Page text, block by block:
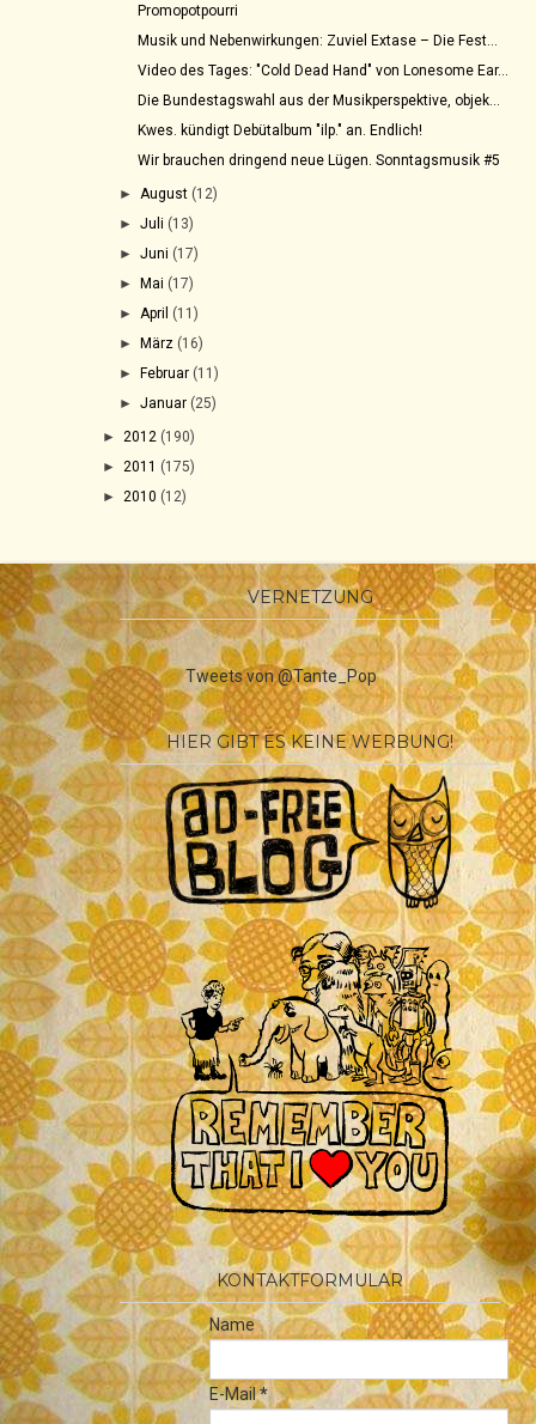
Promopotpourri
Musik und Nebenwirkungen: Zuviel Extase – Die Fest...
Video des Tages: "Cold Dead Hand" von Lonesome Ear...
Die Bundestagswahl aus der Musikperspektive, objek...
Kwes. kündigt Debütalbum "ilp." an. Endlich!
Wir brauchen dringend neue Lügen. Sonntagsmusik #5
► August (12)
►Juli (13)
►Juni (17)
►Mai (17)
► April (11)
►März (16)
►Februar (11)
►Januar (25)
► 2012 (190)
► 2011 (175)
► 2010 (12)
VERNETZUNG
Tweets von @Tante_Pop
HIER GIBT ES KEINE WERBUNG!
KONTAKTFORMULAR
Name
E-Mail*